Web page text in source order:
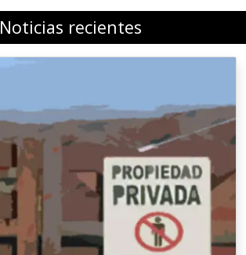
Noticias recientes